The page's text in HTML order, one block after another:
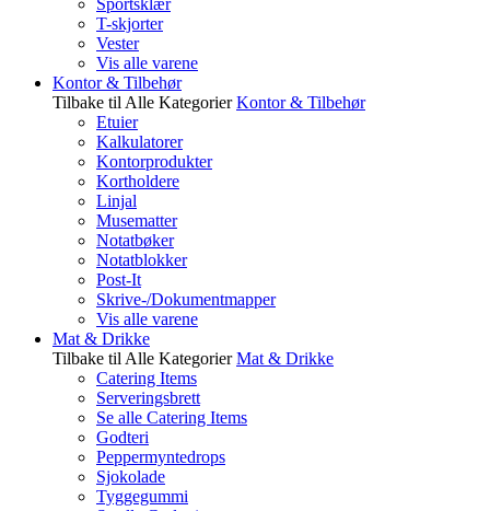
Sportsklær
T-skjorter
Vester
Vis alle varene
Kontor & Tilbehør
Tilbake til Alle Kategorier Kontor & Tilbehør
Etuier
Kalkulatorer
Kontorprodukter
Kortholdere
Linjal
Musematter
Notatbøker
Notatblokker
Post-It
Skrive-/Dokumentmapper
Vis alle varene
Mat & Drikke
Tilbake til Alle Kategorier Mat & Drikke
Catering Items
Serveringsbrett
Se alle Catering Items
Godteri
Peppermyntedrops
Sjokolade
Tyggegummi